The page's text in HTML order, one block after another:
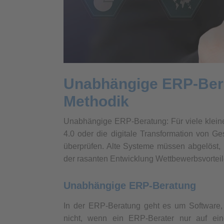
Unabhängige ERP-
Methodik
Unabhängige ERP-Beratung: Für viele
4.0 oder die digitale Transformation von
überprüfen. Alte Systeme müssen
der rasanten Entwicklung
Unabhängige ERP-Beratung
In der ERP-Beratung geht es um
nicht, wenn ein ERP-Berater nur auf